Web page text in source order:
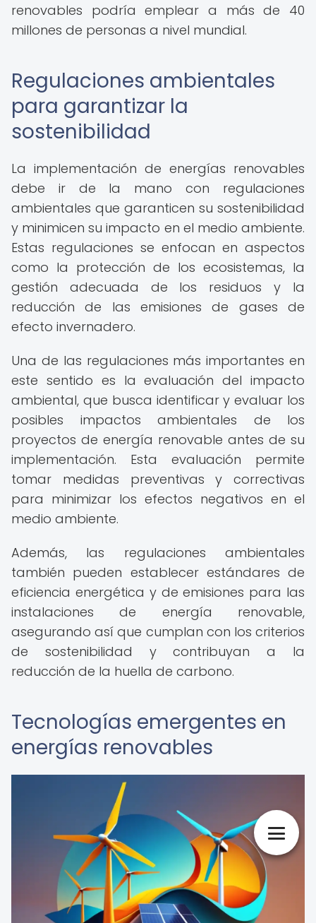
renovables podría emplear a más de 40
millones de personas a nivel mundial.
Regulaciones ambientales
para garantizar la
sostenibilidad
La implementación de energías renovables
debe ir de la mano con regulaciones
ambientales que garanticen su sostenibilidad
y minimicen su impacto en el medio ambiente.
Estas regulaciones se enfocan en aspectos
como la protección de los ecosistemas, la
gestión adecuada de los residuos y la
reducción de las emisiones de gases de
efecto invernadero.
Una de las regulaciones más importantes en
este sentido es la evaluación del impacto
ambiental, que busca identificar y evaluar los
posibles impactos ambientales de los
proyectos de energía renovable antes de su
implementación. Esta evaluación permite
tomar medidas preventivas y correctivas
para minimizar los efectos negativos en el
medio ambiente.
Además, las regulaciones ambientales
también pueden establecer estándares de
eficiencia energética y de emisiones para las
instalaciones de energía renovable,
asegurando así que cumplan con los criterios
de sostenibilidad y contribuyan a la
reducción de la huella de carbono.
Tecnologías emergentes en
energías renovables